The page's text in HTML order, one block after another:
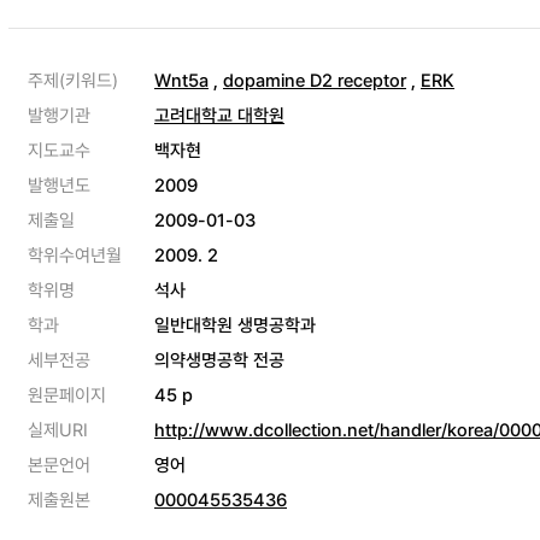
주제(키워드) Wnt5a , dopamine D2 receptor, ERK
발행기관
고려대학교 대학원
지도교수
백자현
발행년도
2009
제출일
2009-01-03
학위수여년월
2009. 2
학위명
석사
학과
일반대학원 생명공학과
세부전공
의약생명공학 전공
원문페이지
45 p
실제URI
http://www.dcollection.net/handler/korea/
본문언어
영어
제출원본
000045535436